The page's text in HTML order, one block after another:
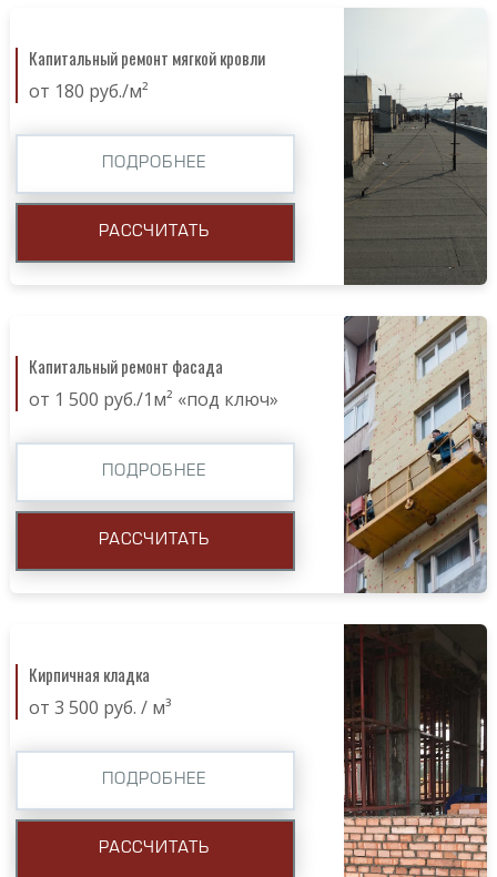
Капитальный ремонт мягкой кровли
от 180 руб./м²
ПОДРОБНЕЕ
РАССЧИТАТЬ
Капитальный ремонт фасада
от 1 500 руб./1м² «под ключ»
ПОДРОБНЕЕ
РАССЧИТАТЬ
Кирпичная кладка
от 3 500 руб. / м³
ПОДРОБНЕЕ
РАССЧИТАТЬ